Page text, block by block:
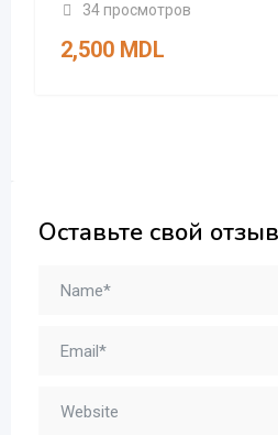
34 просмотров
2,500 MDL
Оставьте свой отзыв